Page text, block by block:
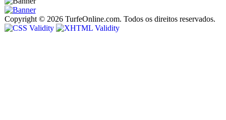
Copyright © 2026 TurfeOnline.com. Todos os direitos reservados.